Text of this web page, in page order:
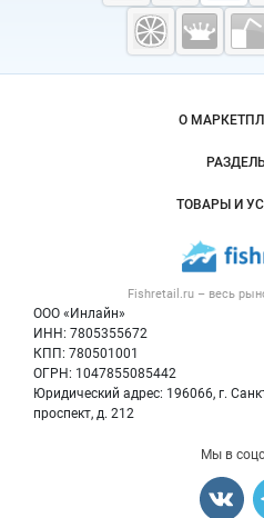
рыба,
Важные разделы и
Fishretail.ru – весь
ООО «Инлайн»
ИНН: 7805355672
КПП: 780501001
ОГРН: 1047855085442
Юридический адрес: 196066, г.
проспект, д. 212
Навигация по сайту
О
Новости
Размещение
Публичная
Контактная
Политика обработки
Новости
Блог
ТОВАРЫ И
Икра
Мы в